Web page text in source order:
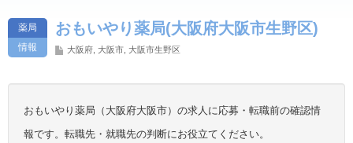
薬局
情報
おもいやり薬局(大阪府大阪市生野区)
大阪府 大阪市 大阪市生野区
おもいやり薬局（大阪府大阪市）の求人に応募・転職前の確認情
報です。転職先・就職先の判断にお役立てください。